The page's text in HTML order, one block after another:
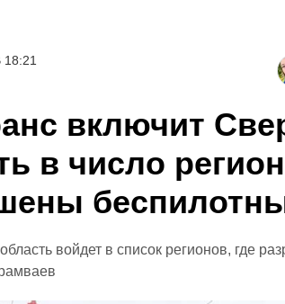
включит
в число
войдет в список регионов, где